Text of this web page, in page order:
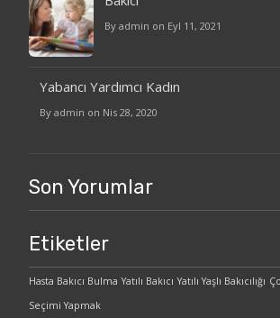
By admin on Eyl 11, 2021
Yabancı Yardımcı Kadın
By admin on Nis 28, 2020
Son Yorumlar
Etiketler
Hasta Bakıcı Bulma Yatılı Bakıcı Yatılı Yaşlı Bakıcılığı
Seçimi Yapmak